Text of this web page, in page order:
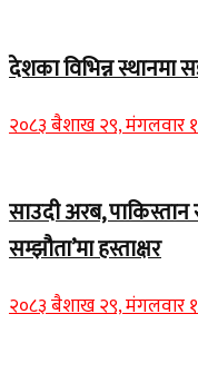
देशका विभिन्न स्थानमा
२०८३ बैशाख २९, मंगलवार
साउदी अरब, पाकिस्तान
सम्झौता’मा हस्ताक्षर
२०८३ बैशाख २९, मंगलवार